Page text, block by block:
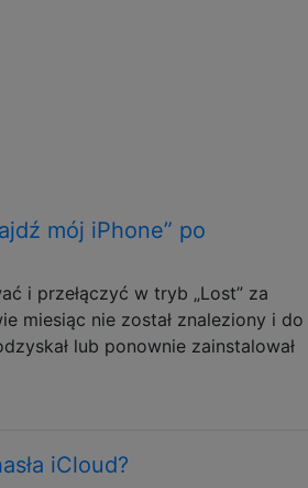
mój iPhone” po
i przełączyć w tryb „Lost” za
miesiąc nie został znaleziony i do
lub ponownie zainstalował
iCloud?